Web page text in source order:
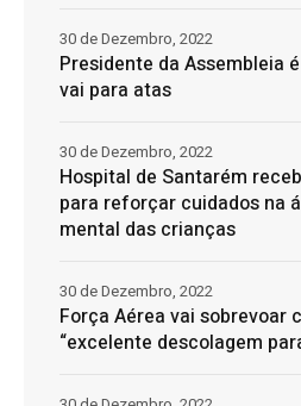
Presidente da Assembleia
vai para atas
30 de Dezembro, 2022
Hospital de Santarém
para reforçar cuidados na
mental das crianças
30 de Dezembro, 2022
Força Aérea vai sobrevoar
“excelente descolagem
30 de Dezembro, 2022